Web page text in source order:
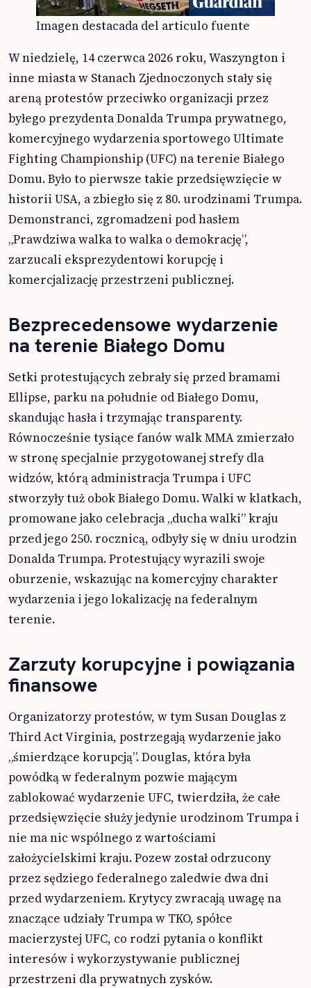
Imagen destacada del articulo fuente
W niedzielę, 14 czerwca 2026 roku, Waszyngton i
inne miasta w Stanach Zjednoczonych stały się
areną protestów przeciwko organizacji przez
byłego prezydenta Donalda Trumpa prywatnego,
komercyjnego wydarzenia sportowego Ultimate
Fighting Championship (UFC) na terenie Białego
Domu. Było to pierwsze takie przedsięwzięcie w
historii USA, a zbiegło się z 80. urodzinami Trumpa.
Demonstranci, zgromadzeni pod hasłem
„Prawdziwa walka to walka o demokrację”,
zarzucali eksprezydentowi korupcję i
komercjalizację przestrzeni publicznej.
Bezprecedensowe wydarzenie
na terenie Białego Domu
Setki protestujących zebrały się przed bramami
Ellipse, parku na południe od Białego Domu,
skandując hasła i trzymając transparenty.
Równocześnie tysiące fanów walk MMA zmierzało
w stronę specjalnie przygotowanej strefy dla
widzów, którą administracja Trumpa i UFC
stworzyły tuż obok Białego Domu. Walki w klatkach,
promowane jako celebracja „ducha walki” kraju
przed jego 250. rocznicą, odbyły się w dniu urodzin
Donalda Trumpa. Protestujący wyrazili swoje
oburzenie, wskazując na komercyjny charakter
wydarzenia i jego lokalizację na federalnym
terenie.
Zarzuty korupcyjne i powiązania
finansowe
Organizatorzy protestów, w tym Susan Douglas z
Third Act Virginia, postrzegają wydarzenie jako
„śmierdzące korupcją”. Douglas, która była
powódką w federalnym pozwie mającym
zablokować wydarzenie UFC, twierdziła, że całe
przedsięwzięcie służy jedynie urodzinom Trumpa i
nie ma nic wspólnego z wartościami
założycielskimi kraju. Pozew został odrzucony
przez sędziego federalnego zaledwie dwa dni
przed wydarzeniem. Krytycy zwracają uwagę na
znaczące udziały Trumpa w TKO, spółce
macierzystej UFC, co rodzi pytania o konflikt
interesów i wykorzystywanie publicznej
przestrzeni dla prywatnych zysków.